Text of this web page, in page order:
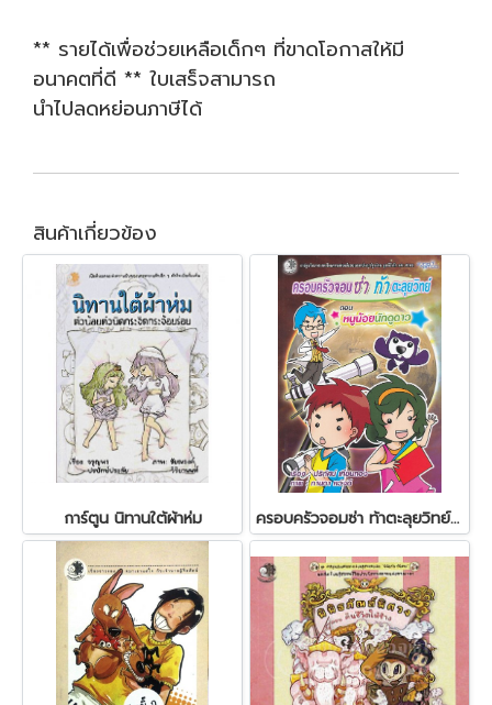
** รายได้เพื่อช่วยเหลือเด็กๆ ที่ขาดโอกาสให้มี
อนาคตที่ดี ** ใบเสร็จสามารถ
นำไปลดหย่อนภาษีได้
สินค้าเกี่ยวข้อง
การ์ตูน นิทานใต้ผ้าห่ม ครอบครัวจอมซ่า ท้าตะลุยวิทย์ ตอนหนูน้อยนักดูดาว